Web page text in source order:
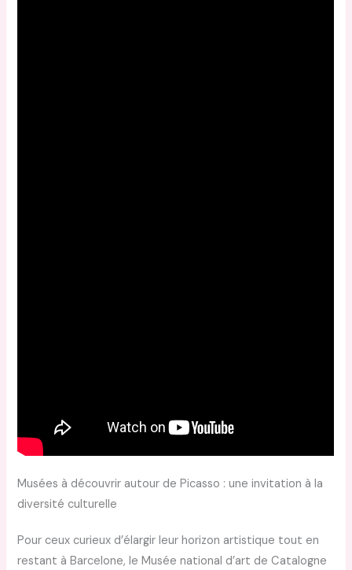
Musées à découvrir autour de Picasso : une invitation à la
diversité culturelle
Pour ceux curieux d’élargir leur horizon artistique tout en
restant à Barcelone, le Musée national d’art de Catalogne